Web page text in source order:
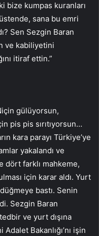
bize kumpas kuranları
sana bu emri
Sen Sezgin Baran
ve kabiliyetini
itiraf ettin.”
gülüyorsun,
pis pis sırıtıyorsun…
kara parayı Türkiye’ye
yakalandı ve
dört farklı mahkeme,
için karar aldı. Yurt
bastı. Senin
Sezgin Baran
ve yurt dışına
Adalet Bakanlığı’nı işin